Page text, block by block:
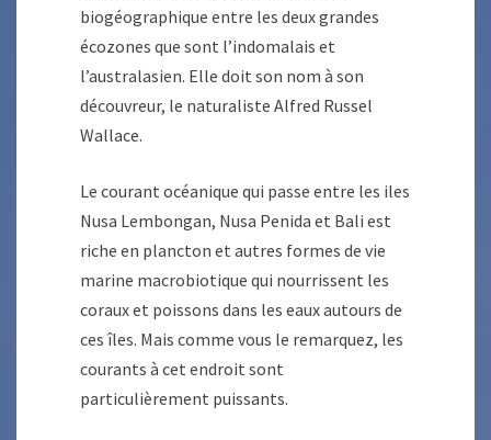
biogéographique entre les deux grandes
écozones que sont l’indomalais et
l’australasien. Elle doit son nom à son
découvreur, le naturaliste Alfred Russel
Wallace.
Le courant océanique qui passe entre les iles
Nusa Lembongan, Nusa Penida et Bali est
riche en plancton et autres formes de vie
marine macrobiotique qui nourrissent les
coraux et poissons dans les eaux autours de
ces îles. Mais comme vous le remarquez, les
courants à cet endroit sont
particulièrement puissants.